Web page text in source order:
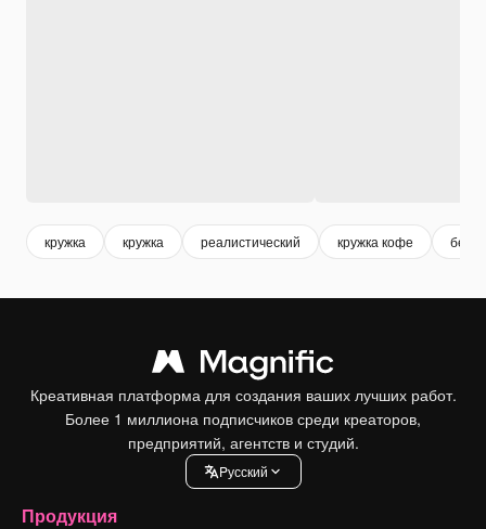
кружка кружка реалистический кружка кофе
Креативная платформа для создания ваших лучших работ.
Более 1 миллиона подписчиков среди креаторов,
предприятий, агентств и студий.
Pусский
Продукция